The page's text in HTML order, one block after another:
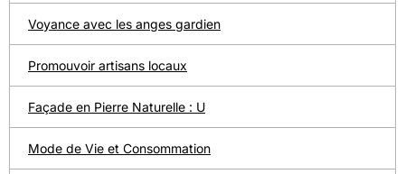
Voyance avec les anges gardien
Promouvoir artisans locaux
Façade en Pierre Naturelle : U
Mode de Vie et Consommation